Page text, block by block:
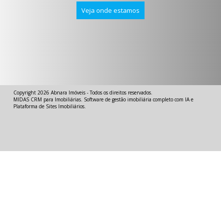
Veja onde estamos
Copyright 2026 Abnara Imóveis - Todos os direitos reservados.
MIDAS CRM para Imobiliárias. Software de gestão imobiliária completo com IAe
Plataforma de Sites Imobiliários.